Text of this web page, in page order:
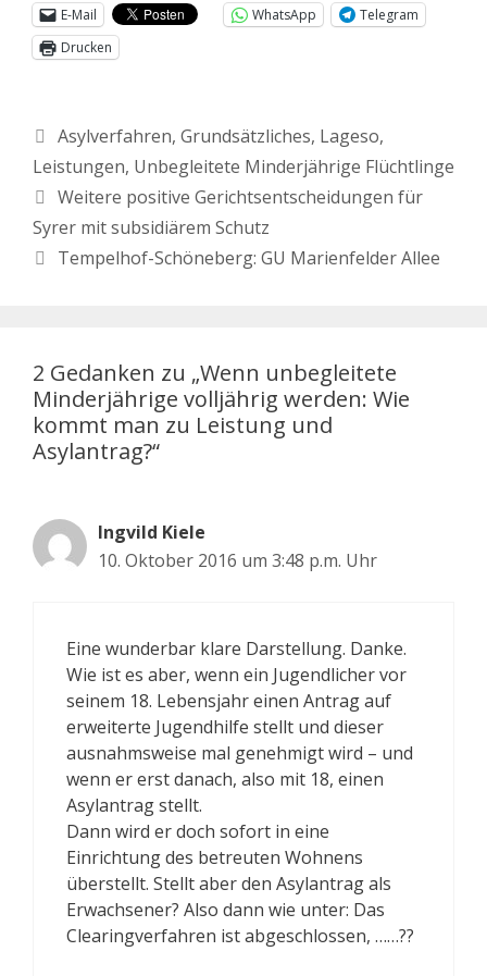
E-Mail WhatsApp
Telegram
Drucken
Asylverfahren, Grundsätzliches, Lageso,
Leistungen, Unbegleitete Minderjährige Flüchtlinge
Weitere positive Gerichtsentscheidungen für
Syrer mit subsidiärem Schutz
Tempelhof-Schöneberg: GU Marienfelder Allee
2 Gedanken zu „Wenn unbegleitete
Minderjährige volljährig werden: Wie
kommt man zu Leistung und
Asylantrag?“
Ingvild Kiele
10. Oktober 2016 um 3:48 p.m. Uhr
Eine wunderbar klare Darstellung. Danke.
Wie ist es aber, wenn ein Jugendlicher vor
seinem 18. Lebensjahr einen Antrag auf
erweiterte Jugendhilfe stellt und dieser
ausnahmsweise mal genehmigt wird – und
wenn er erst danach, also mit 18, einen
Asylantrag stellt.
Dann wird er doch sofort in eine
Einrichtung des betreuten Wohnens
überstellt. Stellt aber den Asylantrag als
Erwachsener? Also dann wie unter: Das
Clearingverfahren ist abgeschlossen, ……??